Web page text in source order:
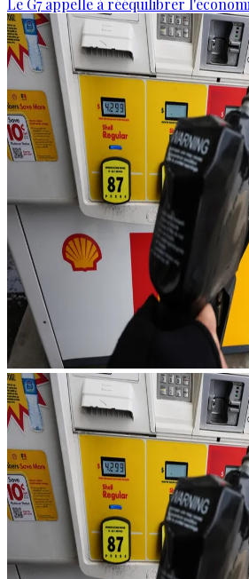
Le G7 appelle à rééquilibrer